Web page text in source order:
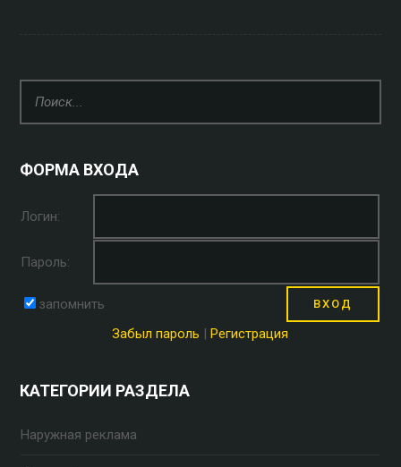
ФОРМА ВХОДА
Логин:
Пароль:
запомнить
Забыл пароль
Регистрация
КАТЕГОРИИ РАЗДЕЛА
Наружная реклама